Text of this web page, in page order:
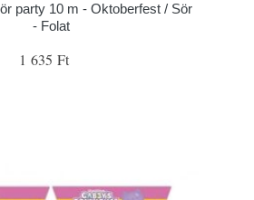
party 10 m - Oktoberfest / Sör
- Folat
1 635 Ft